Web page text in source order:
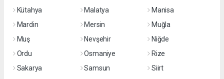
Kütahya
Malatya
Manisa
Mardin
Mersin
Muğla
Muş
Nevşehir
Niğde
Ordu
Osmaniye
Rize
Sakarya
Samsun
Siirt